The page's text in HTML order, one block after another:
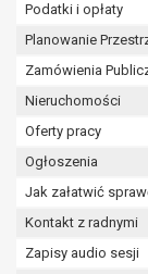
Podatki i opłaty
Planowanie
Zamówienia
Nieruchomości
Oferty pracy
Ogłoszenia
Jak załatwić
Kontakt z radnymi
Zapisy audio sesji
W
na
cofnięcia